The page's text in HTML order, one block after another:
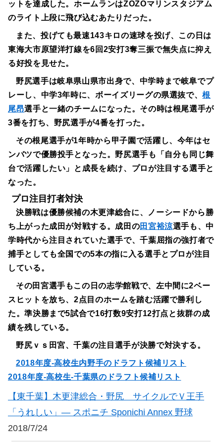
ットを達成した。ホームランはZOZOマリンスタジアム
のライト上段に飛び込むあたりだった。
また、投げても最速143キロの速球を投げ、この日は
東海大市原望洋打線を6回2安打3奪三振で無失点に抑え
る好投を見せた。
野尻選手は岐阜県山県市出身で、中学時まで岐阜でプ
レーし、中学3年時に、ボーイズリーグの県選抜で、根
尾昂選手と一緒のチームになった。その時は根尾選手が
3番を打ち、野尻選手が4番を打った。
その根尾選手が1年時から甲子園で活躍し、今年はセ
ンバツで優勝投手となった。野尻選手も「自分も同じ舞
台で活躍したい」と成長を続け、プロが注目する選手と
なった。
プロ注目打者対決
決勝戦は優勝候補の木更津総合に、ノーシードから勝
ち上がった成田が対戦する。成田の田宮裕涼選手も、中
学時代から注目されていた選手で、千葉屈指の強打者で
捕手としても全国での5本の指に入る選手とプロが注目
している。
その田宮選手もこの日の志学館戦で、左中間に2ベー
スヒットを放ち、2点目のホームを踏む活躍で勝利し
た。準決勝まで5試合で16打数9安打12打点と抜群の成
績を残している。
野尻ｖｓ田宮、千葉の注目選手が決勝で対決する。
2018年度-高校生内野手のドラフト候補リスト
2018年度-高校生-千葉県のドラフト候補リスト
【東千葉】木更津総合・野尻 サイクルでＶ王手
「うれしい」― スポニチ Sponichi Annex 野球
2018/7/24